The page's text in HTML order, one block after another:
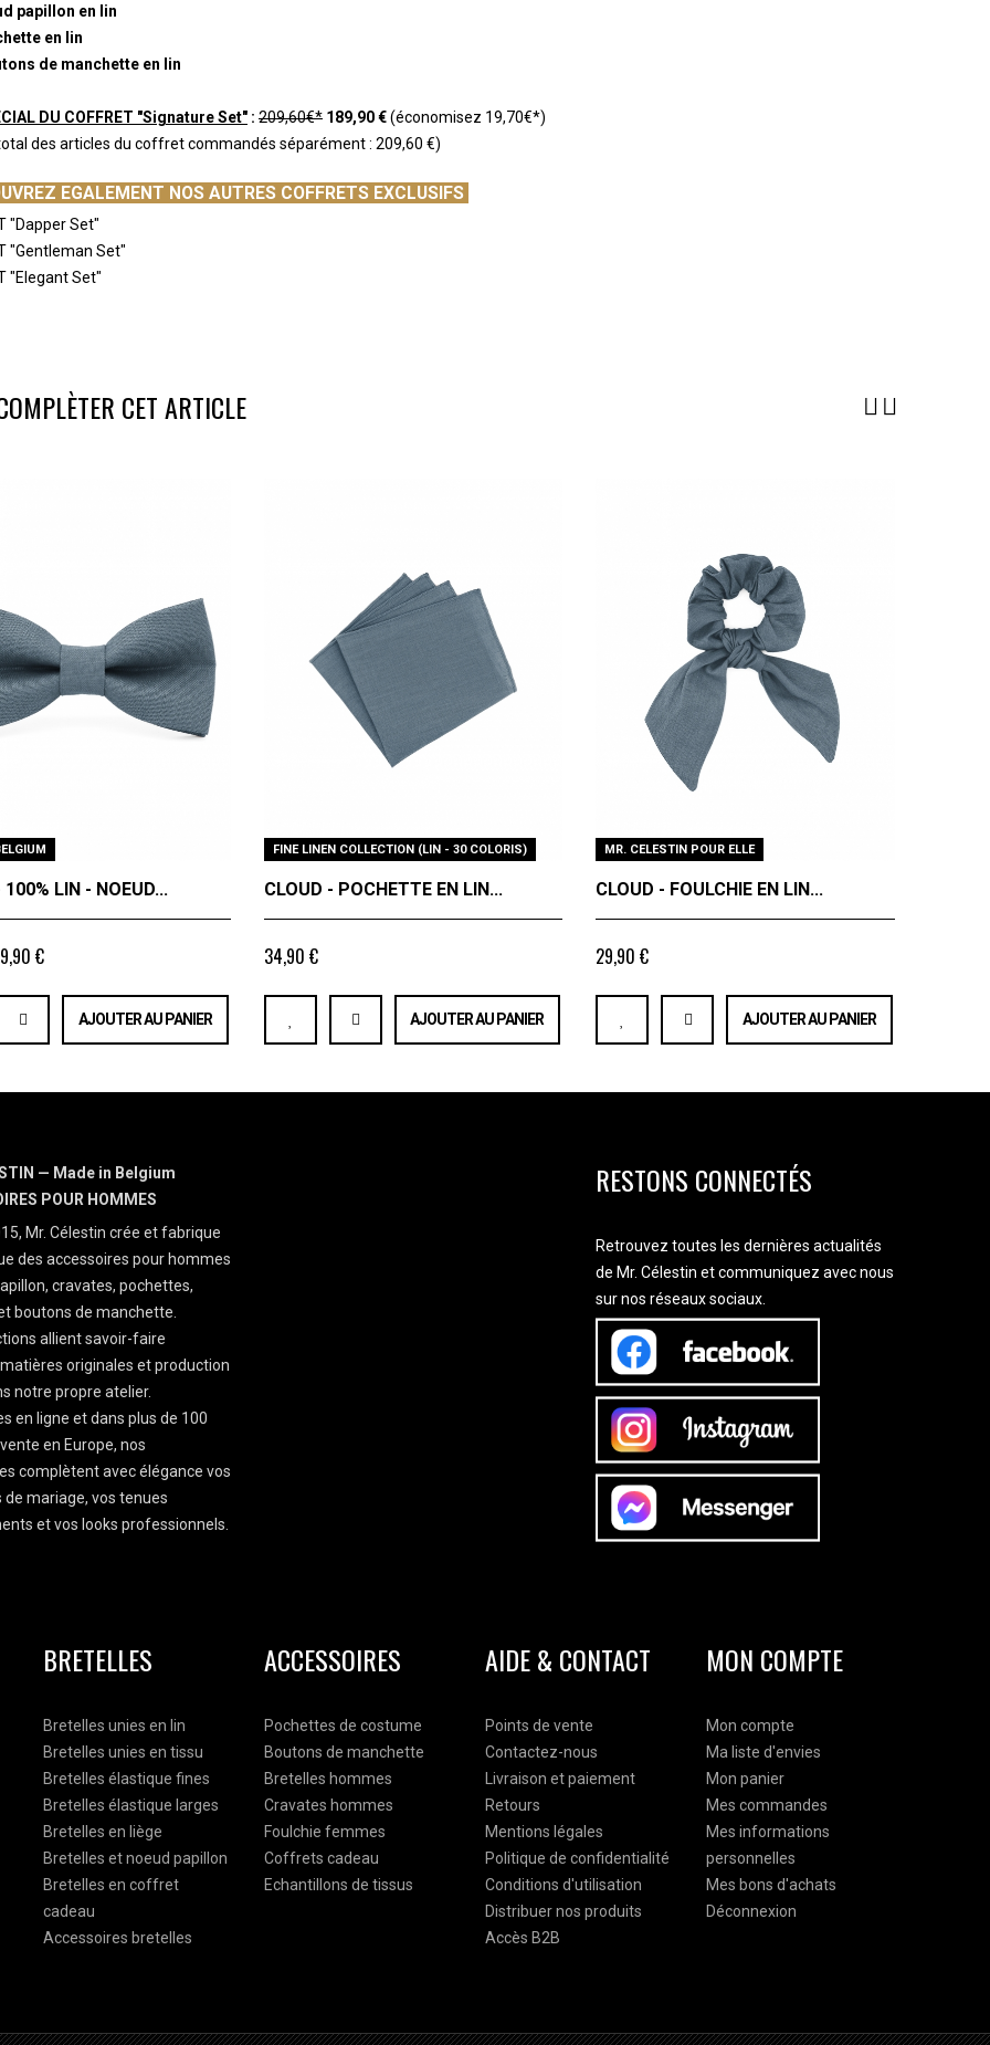
papillon en lin
en lin
de manchette en lin
DU COFFRET "Signature Set" : 209,60€* 189,90 €(économisez 19,70€*)
des articles du coffret commandés séparément : 209,60 €)
EGALEMENT NOS AUTRES COFFRETS EXCLUSIFS
"Dapper Set"
"Gentleman Set"
"Elegant Set"
CET ARTICLE
100% LIN - NOEUD...
€
AJOUTER AU PANIER
FINE LINEN COLLECTION (LIN - 30 COLORIS)
CLOUD - POCHETTE EN LIN...
34,90 €
AJOUTER AU PANIER
MR. CELESTIN POUR ELLE
CLOUD - FOULCHIE EN LIN...
29,90 €
AJOUTER AU PANIER
— Made in Belgium
POUR HOMMES
Mr. Célestin crée et fabrique
des accessoires pour hommes
cravates, pochettes,
boutons de manchette.
allient savoir-faire
originales et production
notre propre atelier.
en ligne et dans plus de 100
en Europe, nos
complètent avec élégance vos
mariage, vos tenues
et vos looks professionnels.
RESTONS CONNECTÉS
Retrouvez toutes les dernières actualités
de Mr. Célestin et communiquez avec nous
sur nos réseaux sociaux.
BRETELLES
Bretelles unies en lin
Bretelles unies en tissu
Bretelles élastique fines
Bretelles élastique larges
Bretelles en liège
Bretelles et noeud papillon
Bretelles en coffret
cadeau
Accessoires bretelles
ACCESSOIRES
Pochettes de costume
Boutons de manchette
Bretelles hommes
Cravates hommes
Foulchie femmes
Coffrets cadeau
Echantillons de tissus
AIDE & CONTACT
Points de vente
Contactez-nous
Livraison et paiement
Retours
Mentions légales
Politique de confidentialité
Conditions d'utilisation
Distribuer nos produits
Accès B2B
MON COMPTE
Mon compte
Ma liste d'envies
Mon panier
Mes commandes
Mes informations
personnelles
Mes bons d'achats
Déconnexion